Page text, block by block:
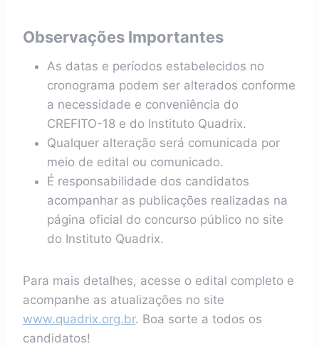
Observações Importantes
As datas e períodos estabelecidos no
cronograma podem ser alterados conforme
a necessidade e conveniência do
CREFITO-18 e do Instituto Quadrix.
Qualquer alteração será comunicada por
meio de edital ou comunicado.
É responsabilidade dos candidatos
acompanhar as publicações realizadas na
página oficial do concurso público no site
do Instituto Quadrix.
Para mais detalhes, acesse o edital completo e
acompanhe as atualizações no site
www.quadrix.org.br. Boa sorte a todos os
candidatos!